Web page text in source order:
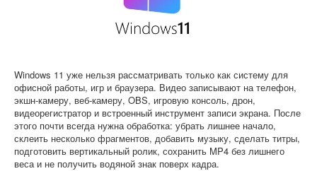
Системные программы
Windows 11 уже нельзя рассматривать только как систему для
офисной работы, игр и браузера. Видео записывают на телефон,
экшн-камеру, веб-камеру, OBS, игровую консоль, дрон,
видеорегистратор и встроенный инструмент записи экрана. После
этого почти всегда нужна обработка: убрать лишнее начало,
склеить несколько фрагментов, добавить музыку, сделать титры,
подготовить вертикальный ролик, сохранить MP4 без лишнего
веса и не получить водяной знак поверх кадра.